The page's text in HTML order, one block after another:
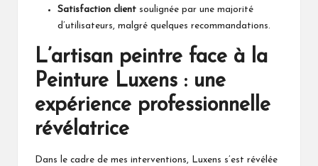
Satisfaction client soulignée par une majorité
d’utilisateurs, malgré quelques recommandations.
L’artisan peintre face à la
Peinture Luxens : une
expérience professionnelle
révélatrice
Dans le cadre de mes interventions, Luxens s’est révélée